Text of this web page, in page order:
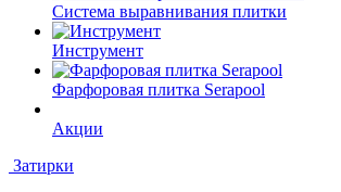
Система выравнивания плитки
Инструмент
Фарфоровая плитка Serapool
Акции
Затирки